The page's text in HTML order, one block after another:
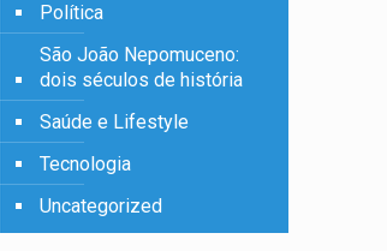
Política
São João Nepomuceno:
dois séculos de história
Saúde e Lifestyle
Tecnologia
Uncategorized